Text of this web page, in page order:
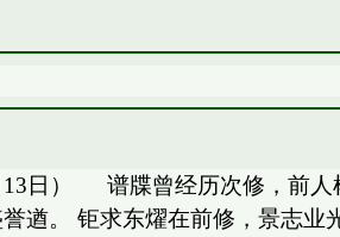
日） 谱牒曾经历次修，前
遒。 钜求东燿在前修，景志